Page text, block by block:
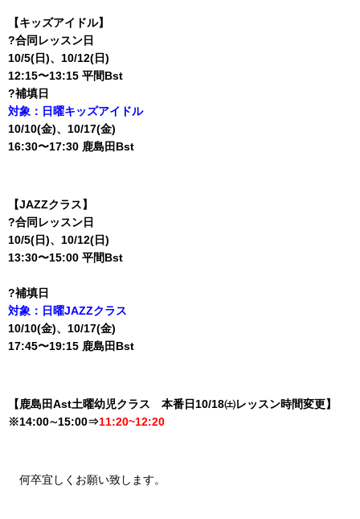
【キッズアイドル】
?合同レッスン日
10/5(日)、10/12(日)
12:15〜13:15 平間Bst
?補填日
対象：日曜キッズアイドル
10/10(金)、10/17(金)
16:30〜17:30 鹿島田Bst
【JAZZクラス】
?合同レッスン日
10/5(日)、10/12(日)
13:30〜15:00 平間Bst
?補填日
対象：日曜JAZZクラス
10/10(金)、10/17(金)
17:45〜19:15 鹿島田Bst
【鹿島田Ast土曜幼児クラス 本番日10/18㈯レッスン時間変更】
※14:00∼15:00⇒11:20~12:20
何卒宜しくお願い致します。